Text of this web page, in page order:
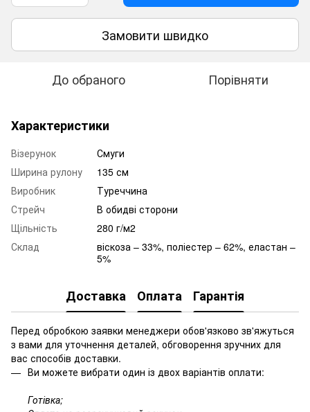
Замовити швидко
До обраного Порівняти
Характеристики
Візерунок
Смуги
Ширина рулону
135 см
Виробник
Туреччина
Стрейч
В обидві сторони
Щільність
280 г/м2
Склад
віскоза – 33%, поліестер – 62%, еластан –
5%
Доставка Оплата Гарантія
Перед обробкою заявки менеджери обов'язково зв'яжуться
з вами для уточнення деталей, обговорення зручних для
вас способів доставки.
Ви можете вибрати один із двох варіантів оплати:
Готівка;